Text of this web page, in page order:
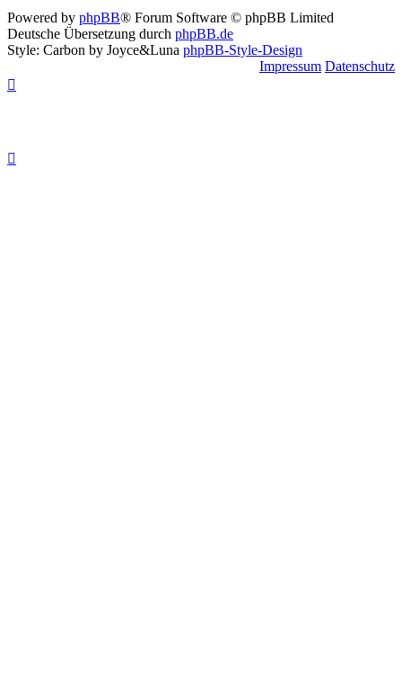
Powered by phpBB® Forum Software © phpBB Limited
Deutsche Übersetzung durch phpBB.de
Style: Carbon by Joyce&Luna phpBB-Style-Design
Impressum Datenschutz